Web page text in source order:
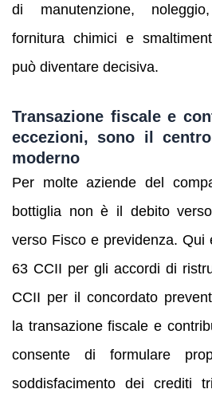
di manutenzione,
fornitura chimici e
può diventare decisiva.
Transazione fiscale e
eccezioni, sono il
moderno
Per molte aziende del
bottiglia non è il debito
verso Fisco e previdenza. Qui
63 CCII per gli accordi di
CCII per il concordato
la transazione fiscale e
consente di formulare
soddisfacimento dei crediti